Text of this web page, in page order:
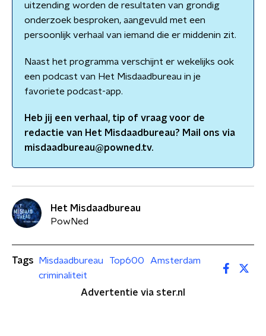
uitzending worden de resultaten van grondig
onderzoek besproken, aangevuld met een
persoonlijk verhaal van iemand die er middenin zit.
Naast het programma verschijnt er wekelijks ook
een podcast van Het Misdaadbureau in je
favoriete podcast-app.
Heb jij een verhaal, tip of vraag voor de
redactie van Het Misdaadbureau? Mail ons via
misdaadbureau@powned.tv.
Het Misdaadbureau
PowNed
Tags Misdaadbureau Top600
Amsterdam
criminaliteit
Advertentie via ster.nl